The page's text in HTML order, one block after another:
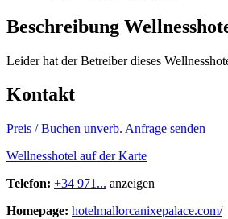
Beschreibung
Leider hat der Betreiber dieses
Kontakt
Preis / Buchen unverb. Anfrage senden
Wellnesshotel auf der Karte
Telefon: +34 971... anzeigen
Homepage: hotelmallorcanixepalace.com/